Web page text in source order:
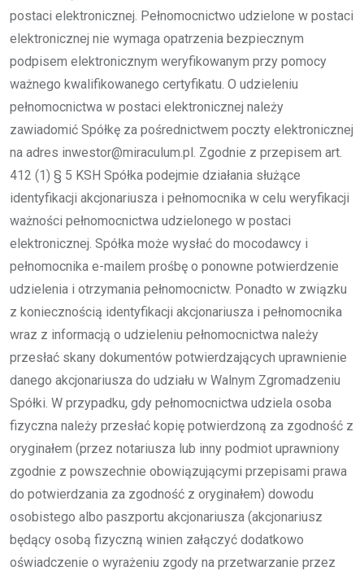
postaci elektronicznej. Pełnomocnictwo udzielone w postaci
elektronicznej nie wymaga opatrzenia bezpiecznym
podpisem elektronicznym weryfikowanym przy pomocy
ważnego kwalifikowanego certyfikatu. O udzieleniu
pełnomocnictwa w postaci elektronicznej należy
zawiadomić Spółkę za pośrednictwem poczty elektronicznej
na adres inwestor@miraculum.pl. Zgodnie z przepisem art.
412 (1) § 5 KSH Spółka podejmie działania służące
identyfikacji akcjonariusza i pełnomocnika w celu weryfikacji
ważności pełnomocnictwa udzielonego w postaci
elektronicznej. Spółka może wysłać do mocodawcy i
pełnomocnika e-mailem prośbę o ponowne potwierdzenie
udzielenia i otrzymania pełnomocnictw. Ponadto w związku
z koniecznością identyfikacji akcjonariusza i pełnomocnika
wraz z informacją o udzieleniu pełnomocnictwa należy
przesłać skany dokumentów potwierdzających uprawnienie
danego akcjonariusza do udziału w Walnym Zgromadzeniu
Spółki. W przypadku, gdy pełnomocnictwa udziela osoba
fizyczna należy przesłać kopię potwierdzoną za zgodność z
oryginałem (przez notariusza lub inny podmiot uprawniony
zgodnie z powszechnie obowiązującymi przepisami prawa
do potwierdzania za zgodność z oryginałem) dowodu
osobistego albo paszportu akcjonariusza (akcjonariusz
będący osobą fizyczną winien załączyć dodatkowo
oświadczenie o wyrażeniu zgody na przetwarzanie przez